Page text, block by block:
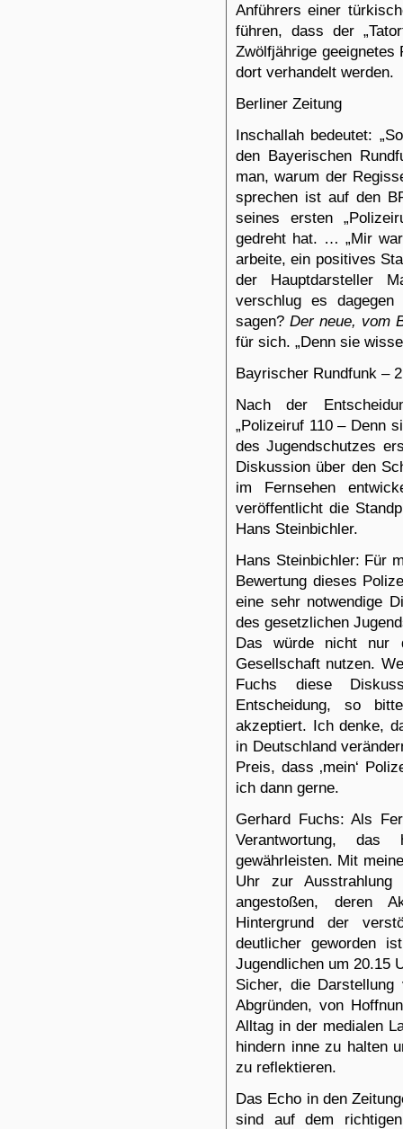
Anführers einer
führen, dass der
Zwölfjährige
dort verhandelt werden.
Berliner Zeitung
Inschallah bedeutet:
den Bayerischen
man, warum der
sprechen ist auf den
seines ersten
gedreht hat. … „Mir
arbeite, ein positives
der Hauptdarsteller
verschlug es
sagen? Der neue, vom
für sich. „Denn sie
Bayrischer Rundfunk – 2
Nach der
„Polizeiruf 110 – Denn
des Jugendschutzes
Diskussion über den
im Fernsehen
veröffentlicht die
Hans Steinbichler.
Hans Steinbichler: Für
Bewertung dieses
eine sehr notwendige
des gesetzlichen
Das würde nicht nur
Gesellschaft nutzen.
Fuchs diese
Entscheidung, so
akzeptiert. Ich denke,
in Deutschland
Preis, dass ‚mein‘
ich dann gerne.
Gerhard Fuchs: Als
Verantwortung,
gewährleisten. Mit
Uhr zur
angestoßen, deren
Hintergrund der
deutlicher geworden
Jugendlichen um 20.15
Sicher, die
Abgründen, von
Alltag in der medialen
hindern inne zu halten
zu reflektieren.
Das Echo in den
sind auf dem